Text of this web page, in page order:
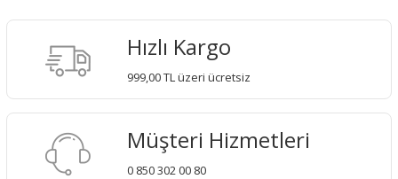
Hızlı Kargo
999,00 TL üzeri ücretsiz
Müşteri Hizmetleri
0 850 302 00 80